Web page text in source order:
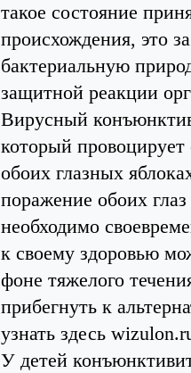
такое состояние
происхождения, это
бактериальную
защитной реакции
Вирусный
который провоцирует
обоих глазных
поражение обоих
необходимо
к своему здоровью
фоне тяжелого
прибегнуть к
узнать здесь
У детей